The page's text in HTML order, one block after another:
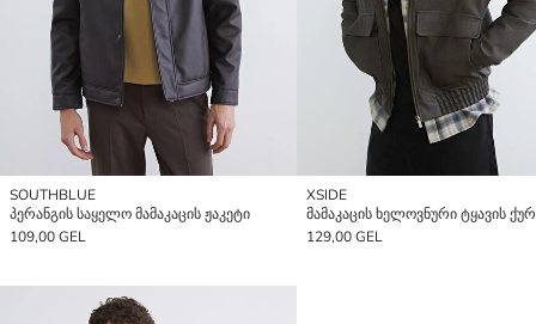
SOUTHBLUE
პერანგის საყელო მამაკაცის ჟაკეტი
109,00 GEL
XSIDE
მამაკაცის ხელოვნური ტყავის
129,00 GEL